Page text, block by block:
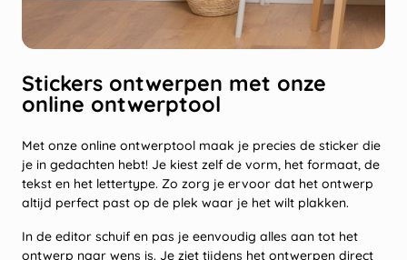
Stickers ontwerpen met onze
online ontwerptool
Met onze online ontwerptool maak je precies de sticker die
je in gedachten hebt! Je kiest zelf de vorm, het formaat, de
tekst en het lettertype. Zo zorg je ervoor dat het ontwerp
altijd perfect past op de plek waar je het wilt plakken.
In de editor schuif en pas je eenvoudig alles aan tot het
ontwerp naar wens is. Je ziet tijdens het ontwerpen direct